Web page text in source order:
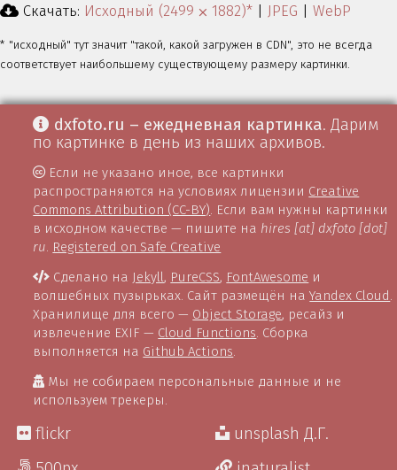
Скачать: Исходный (2499 ⨉ 1882)* | JPEG | WebP
* "исходный" тут значит "такой, какой загружен в CDN", это не всегда
соответствует наибольшему существующему размеру картинки.
dxfoto.ru – ежедневная картинка. Дарим
по картинке в день из наших архивов.
Если не указано иное, все картинки
распространяются на условиях лицензии Creative
Commons Attribution (CC-BY). Если вам нужны картинки
в исходном качестве — пишите на hires [at] dxfoto [dot]
ru. Registered on Safe Creative
Сделано на Jekyll, PureCSS, FontAwesome и
волшебных пузырьках. Сайт размещён наYandex Cloud.
Хранилище для всего — Object Storage, ресайз и
извлечение EXIF — Cloud Functions. Сборка
выполняется на Github Actions.
Мы не собираем персональные данные и не
используем трекеры.
flickr
unsplash Д.Г.